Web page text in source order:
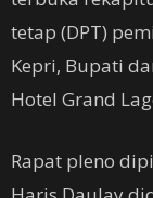
tetap (DPT)
Kepri, Bupati
Hotel Grand
Rapat pleno